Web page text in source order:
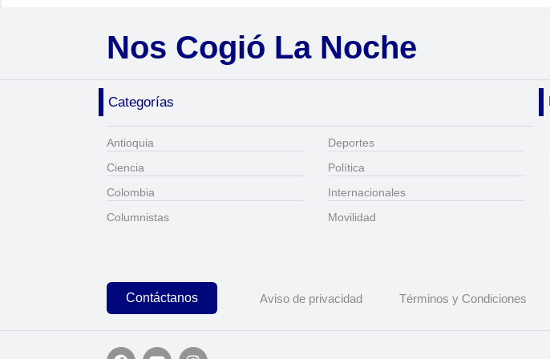
Nos Cogió La Noche
Categorías
Antioquia
Ciencia
Colombia
Columnistas
Deportes
Política
Internacionales
Movilidad
Contáctanos Aviso de privacidad Términos y Condiciones